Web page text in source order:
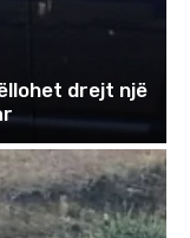
drejt një